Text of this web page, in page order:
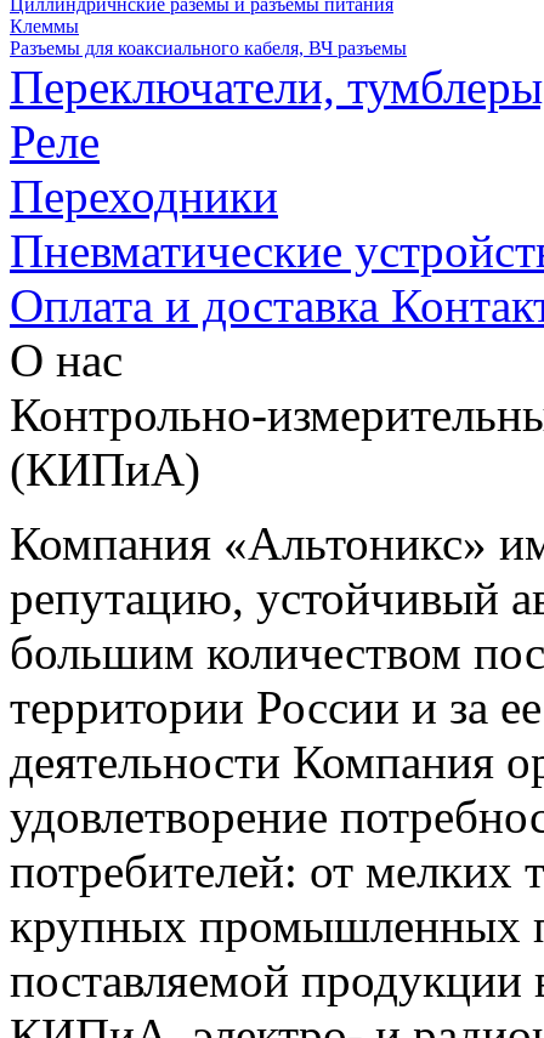
Циллиндричнские раземы и разъемы питания
Клеммы
Разъемы для коаксиального кабеля, ВЧ разъемы
Переключатели,
Реле
Переходники
Пневматические
Оплата и доставка
О нас
Контрольно-
(КИПиА)
Компания «Альтоникс»
репутацию, устойчивый
большим количеством
территории России и за
деятельности Компания
удовлетворение
потребителей: от мелких
крупных промышленных
поставляемой продукции